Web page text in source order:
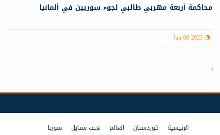
محاكمة أربعة مهربي طالبي لجوء سوريين في ألمانيا
Jun 08 2023
الرئيسية كوردستان العالم لايف ستايل سوريا